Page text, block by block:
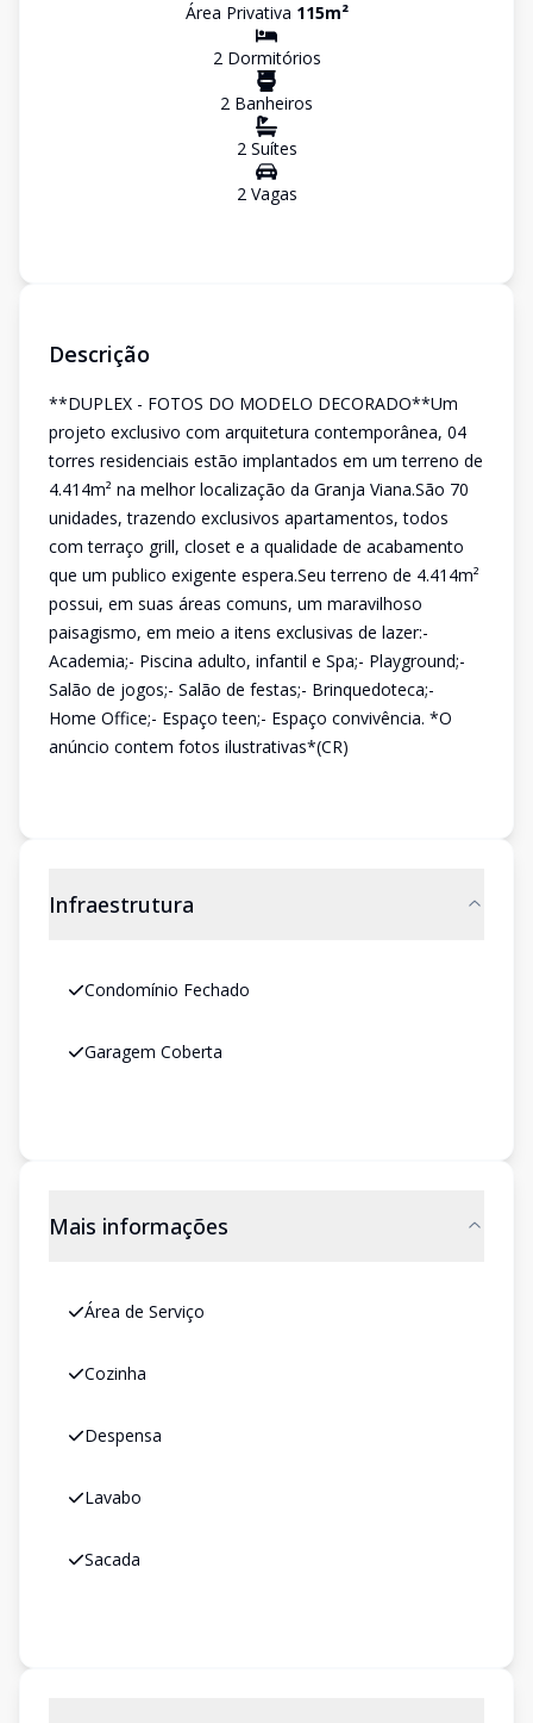
Área Privativa 115m²
2Dormitórios
2 Banheiros
2Suítes
2Vagas
Descrição
**DUPLEX - FOTOS DO MODELO DECORADO**Um
projeto exclusivo com arquitetura contemporânea, 04
torres residenciais estão implantados em um terreno de
4.414m² na melhor localização da Granja Viana.São 70
unidades, trazendo exclusivos apartamentos, todos
com terraço grill, closet e a qualidade de acabamento
que um publico exigente espera.Seu terreno de 4.414m²
possui, em suas áreas comuns, um maravilhoso
paisagismo, em meio a itens exclusivas de lazer:-
Academia;- Piscina adulto, infantil e Spa;- Playground;-
Salão de jogos;- Salão de festas;- Brinquedoteca;-
Home Office;- Espaço teen;- Espaço convivência. *O
anúncio contem fotos ilustrativas*(CR)
Infraestrutura
Condomínio Fechado
Garagem Coberta
Mais informações
Área de Serviço
Cozinha
Despensa
Lavabo
Sacada